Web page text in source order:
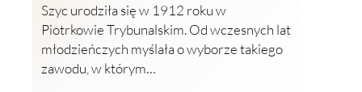
Szyc urodziła się w 1912 roku w
Piotrkowie Trybunalskim. Od wczesnych lat
młodzieńczych myślała o wyborze takiego
zawodu, w którym…